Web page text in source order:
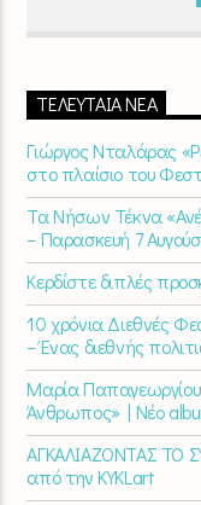
ΤΕΛΕΥΤΑΊΑ ΝΈΑ
Γιώργος Νταλάρας
στο πλαίσιο του
Τα Νήσων Τέκνα
– Παρασκευή 7
Κερδίστε διπλές
10 χρόνια Διεθνές
– Ένας διεθνής
Μαρία Παπαγεωργίου
Άνθρωπος» | Νέο
ΑΓΚΑΛΙΑΖΟΝΤΑΣ ΤΟ
από την KYKLart